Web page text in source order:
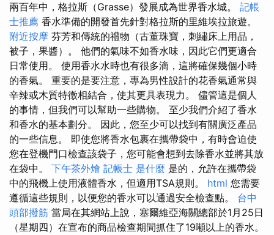
兩百年中，格拉斯（Grasse）發展成為世界香水城。 記帳
士推薦 香水準備的開發首先針對格拉斯的里維埃拉旅遊。
附近按摩 芬芳和傳統的禮物（古董珠寶，刺繡床上用品，
被子，果醬）。 他們的氣味不如香水味，因此它們更適合
日常使用。 使用香水水時也有很多滴，這將確保幾個小時
的香氣。 重要的是要注意，專為男性設計的花香氣通常與
辛辣或木質特徵相結合，使其更具表現力。 儘管這是個人
的事情，但我們可以幫助一些購物。 至少我們介紹了香水
和香水的基本劃分。 因此，您至少可以找到有關廣泛產品
的一些信息。 即使您將香水包裹在攜帶袋中，有時會迫使
您在登機門口檢查該袋子，您可能會想到去除香水並將其放
在袋中。 下午茶外燴 記帳士 是什麼 是的，允許在攜帶袋
中的飛機上使用液體香水，但適用TSA規則。 html 您需要
遵循這些規則，以便您的香水可以通過安全檢查點。 台中
頭部撥筋 當局在其網站上說，塞爾維亞海關總部於1月25日
（星期四）在宣布的商品檢查期間抓住了19噸以上的香水。